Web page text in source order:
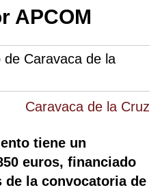
Caravaca de la Cruz
APCOM
de Caravaca de la
tiene un
euros, financiado
de la convocatoria de